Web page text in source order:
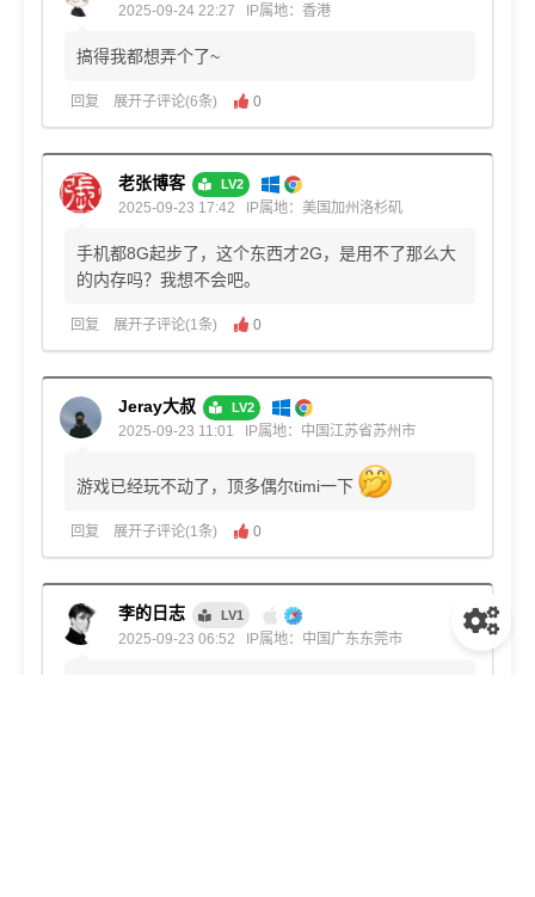
2025-09-24 22:27 IP属地：香港
搞得我都想弄个了~
回复 展开子评论(6条) 0
老张博客 LV2
2025-09-23 17:42 IP属地：美国加州洛杉矶
手机都8G起步了，这个东西才2G，是用不了那么大
的内存吗？我想不会吧。
回复 展开子评论(1条) 0
Jeray大叔 LV2
2025-09-23 11:01 IP属地：中国江苏省苏州市
游戏已经玩不动了，顶多偶尔timi一下
回复 展开子评论(1条) 0
李的日志 LV1
2025-09-23 06:52 IP属地：中国广东东莞市